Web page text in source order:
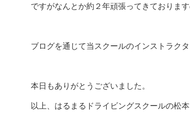
ですがなんとか約２年頑張ってきておりま
ブログを通じて当スクールのインストラク
本日もありがとうございました。
以上、はるまるドライビングスクールの松本